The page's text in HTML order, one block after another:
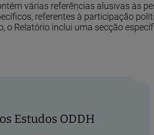
várias referências alusivas às
referentes à participação
o Relatório inclui uma secção
Estudos ODDH